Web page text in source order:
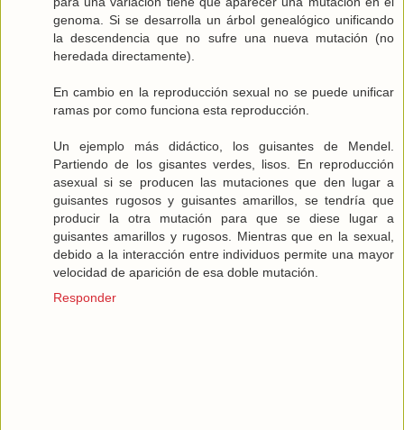
genoma. Si se desarrolla un árbol genealógico unificando
la descendencia que no sufre una nueva mutación (no
heredada directamente).
En cambio en la reproducción sexual no se puede unificar
ramas por como funciona esta reproducción.
Un ejemplo más didáctico, los guisantes de Mendel.
Partiendo de los gisantes verdes, lisos. En reproducción
asexual si se producen las mutaciones que den lugar a
guisantes rugosos y guisantes amarillos, se tendría que
producir la otra mutación para que se diese lugar a
guisantes amarillos y rugosos. Mientras que en la sexual,
debido a la interacción entre individuos permite una mayor
velocidad de aparición de esa doble mutación.
Responder